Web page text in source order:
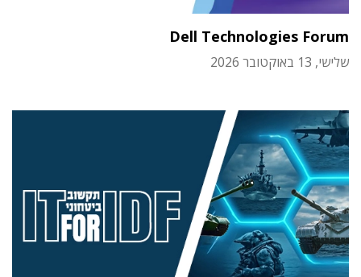
Dell Technologies Forum
שלישי, 13 באוקטובר 2026